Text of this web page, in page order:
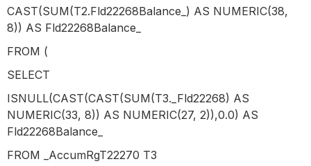
CAST(SUM(T2.Fld22268Balance_) AS NUMERIC(38,
8)) AS Fld22268Balance_
FROM (
SELECT
ISNULL(CAST(CAST(SUM(T3._Fld22268) AS
NUMERIC(33, 8)) AS NUMERIC(27, 2)),0.0) AS
Fld22268Balance_
FROM _AccumRgT22270 T3